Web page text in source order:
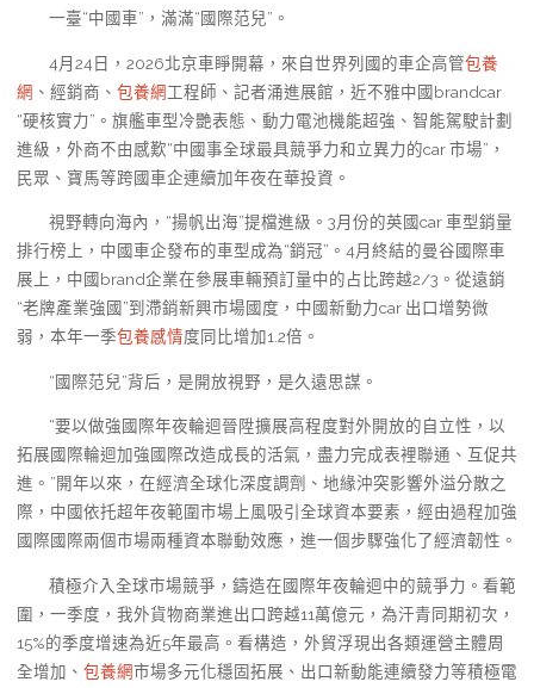
一臺“中國車”，滿滿“國際范兒”。
4月24日，2026北京車睜開幕，來自世界列國的車企高管包養
網 、經銷商、 包養網工程師、記者涌進展館，近不雅中國brandcar
“硬核實力”。旗艦車型冷艷表態、動力電池機能超強、智能駕駛計劃
進級，外商不由感歎“中國事全球最具競爭力和立異力的car 市場”，
民眾、寶馬等跨國車企連續加年夜在華投資。
視野轉向海內，“揚帆出海”提檔進級。3月份的英國car 車型銷量
排行榜上，中國車企發布的車型成為“銷冠”。4月終結的曼谷國際車
展上，中國brand企業在參展車輛預訂量中的占比跨越2/3。從遠銷
“老牌產業強國”到滯銷新興市場國度，中國新動力car 出口增勢微
弱，本年一季包養感情度同比增加1.2倍。
“國際范兒”背后，是開放視野，是久遠思謀。
“要以做強國際年夜輪迴晉陞擴展高程度對外開放的自立性，以
拓展國際輪迴加強國際改造成長的活氣，盡力完成表裡聯通、互促共
進。”開年以來，在經濟全球化深度調劑、地緣沖突影響外溢分散之
際，中國依托超年夜範圍市場上風吸引全球資本要素，經由過程加強
國際國際兩個市場兩種資本聯動效應，進一個步驟強化了經濟韌性。
積極介入全球市場競爭，鑄造在國際年夜輪迴中的競爭力。看範
圍，一季度，我外貨物商業進出口跨越11萬億元，為汗青同期初次，
15%的季度增速為近5年最高。看構造，外貿浮現出各類運營主體周
全增加、 包養網市場多元化穩固拓展、出口新動能連續發力等積極電